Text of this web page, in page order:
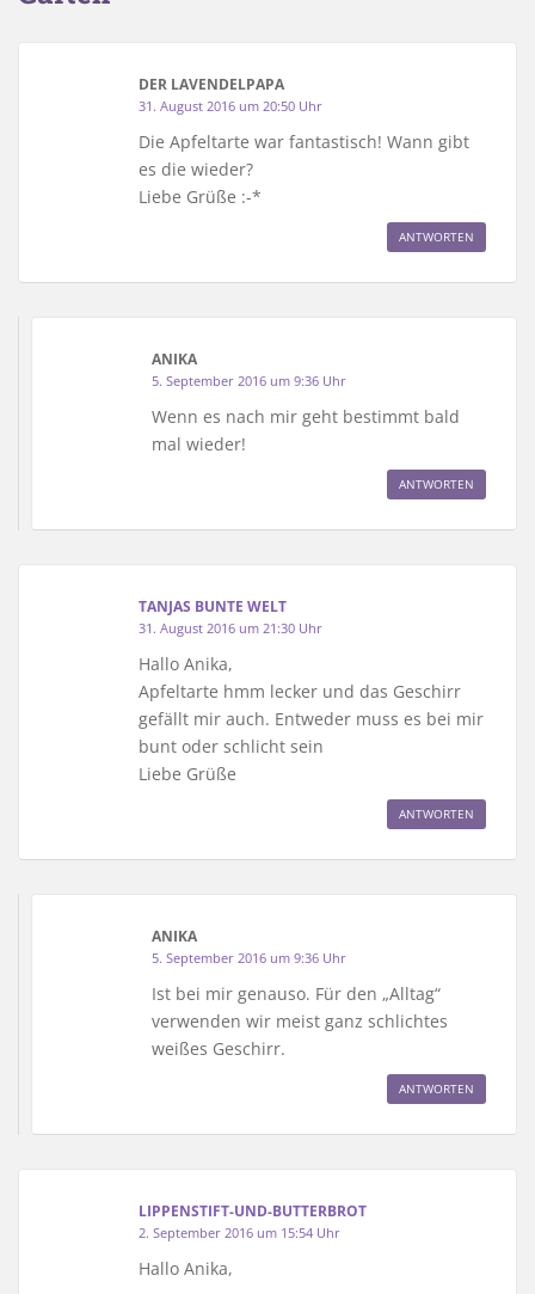
DER LAVENDELPAPA
31. August 2016 um 20:50 Uhr
Die Apfeltarte war fantastisch! Wann gibt
es die wieder?
Liebe Grüße :-*
ANTWORTEN
ANIKA
5. September 2016 um 9:36 Uhr
Wenn es nach mir geht bestimmt bald
mal wieder!
ANTWORTEN
TANJAS BUNTE WELT
31. August 2016 um 21:30 Uhr
Hallo Anika,
Apfeltarte hmm lecker und das Geschirr
gefällt mir auch. Entweder muss es bei mir
bunt oder schlicht sein
Liebe Grüße
ANTWORTEN
ANIKA
5. September 2016 um 9:36 Uhr
Ist bei mir genauso. Für den „Alltag“
verwenden wir meist ganz schlichtes
weißes Geschirr.
ANTWORTEN
LIPPENSTIFT-UND-BUTTERBROT
2. September 2016 um 15:54 Uhr
Hallo Anika,